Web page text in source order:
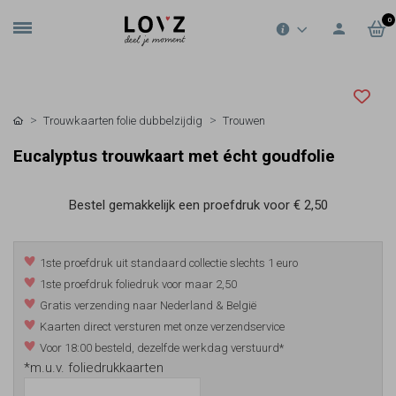
0
Trouwkaarten folie dubbelzijdig Trouwen
Eucalyptus trouwkaart met écht goudfolie
Bestel gemakkelijk een proefdruk voor € 2,50
1ste proefdruk uit standaard collectie slechts 1 euro
1ste proefdruk foliedruk voor maar 2,50
Gratis verzending naar Nederland & België
Kaarten direct versturen met onze verzendservice
Voor 18:00 besteld, dezelfde werkdag verstuurd*
*m.u.v. foliedrukkaarten